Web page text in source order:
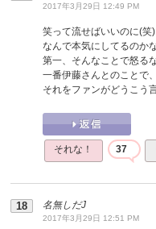
2017年3月29日 12:49 PM
笑って流せばいいのに(笑)
なんで本気にしてるのか
第一、そんなことで怒る
一番伊藤さんとのことで
それをファンがどうこう
それな！ 37
名無しだJ
2017年3月29日 12:51 PM